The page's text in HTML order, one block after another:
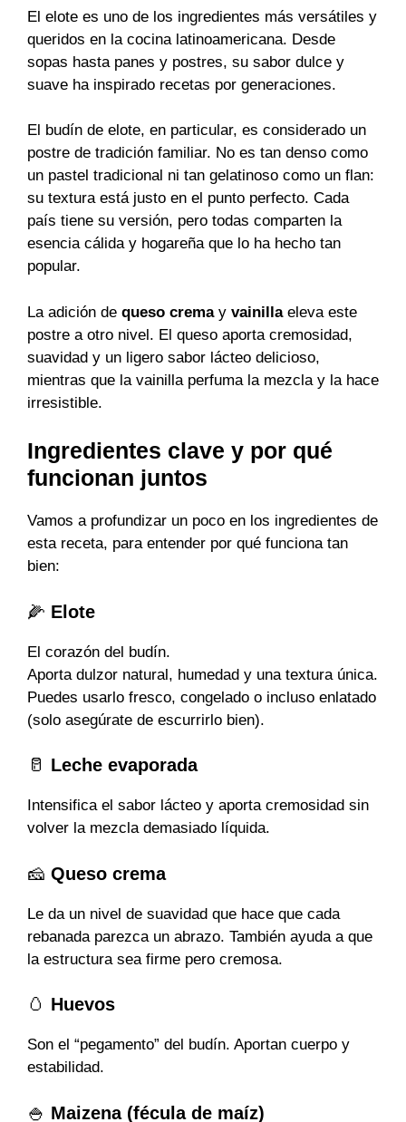
El elote es uno de los ingredientes más versátiles y
queridos en la cocina latinoamericana. Desde
sopas hasta panes y postres, su sabor dulce y
suave ha inspirado recetas por generaciones.
El budín de elote, en particular, es considerado un
postre de tradición familiar. No es tan denso como
un pastel tradicional ni tan gelatinoso como un flan:
su textura está justo en el punto perfecto. Cada
país tiene su versión, pero todas comparten la
esencia cálida y hogareña que lo ha hecho tan
popular.
La adición de queso cremay vainillaeleva este
postre a otro nivel. El queso aporta cremosidad,
suavidad y un ligero sabor lácteo delicioso,
mientras que la vainilla perfuma la mezcla y la hace
irresistible.
Ingredientes clave y por qué
funcionan juntos
Vamos a profundizar un poco en los ingredientes de
esta receta, para entender por qué funciona tan
bien:
🌽 Elote
El corazón del budín.
Aporta dulzor natural, humedad y una textura única.
Puedes usarlo fresco, congelado o incluso enlatado
(solo asegúrate de escurrirlo bien).
🥛 Leche evaporada
Intensifica el sabor lácteo y aporta cremosidad sin
volver la mezcla demasiado líquida.
🧀 Queso crema
Le da un nivel de suavidad que hace que cada
rebanada parezca un abrazo. También ayuda a que
la estructura sea firme pero cremosa.
🥚 Huevos
Son el “pegamento” del budín. Aportan cuerpo y
estabilidad.
🍚 Maizena (fécula de maíz)